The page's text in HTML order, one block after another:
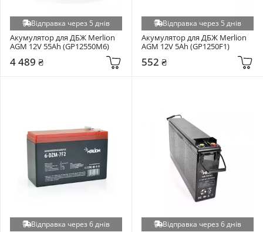
Відправка через 5 днів
Акумулятор для ДБЖ Merlion
AGM 12V 55Ah (GP12550M6)
4 489 ₴
Відправка через 5 днів
Акумулятор для ДБЖ Merlion
AGM 12V 5Ah (GP1250F1)
552 ₴
Відправка через 6 днів Відправка через 6 днів